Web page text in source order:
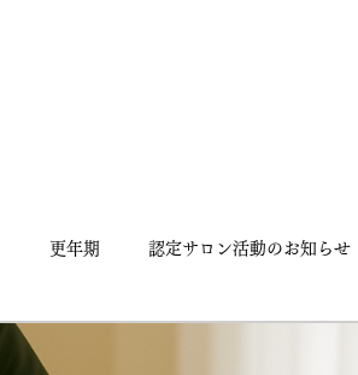
更年期 認定サロン活動のお知らせ